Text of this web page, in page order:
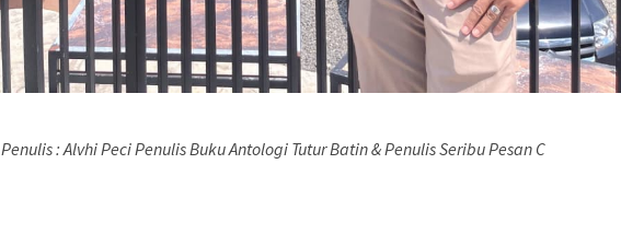
Penulis : Alvhi Peci Penulis Buku Antologi Tutur Batin & Penulis Seribu Pesan C